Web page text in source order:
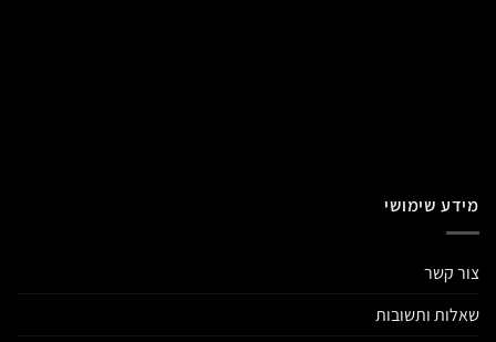
מידע שימושי
צור קשר
שאלות ותשובות